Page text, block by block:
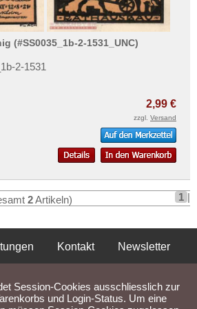
(#SS0035_1b-2-1531_UNC)
2-1531
2,99 €
zzgl. Versand
2Artikeln) 1 |
Kontakt
Newsletter
und Versandkosten
Session-Cookies ausschliesslich zur
und Login-Status. Um eine